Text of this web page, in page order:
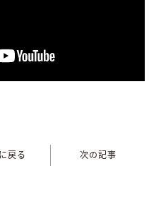
戻る 次の記事